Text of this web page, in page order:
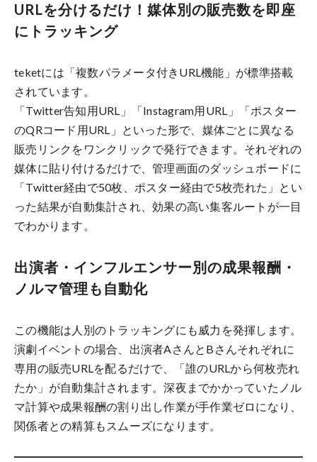
URLを分けるだけ！媒体別の販売数を即座
にトラッキング
teketには「複数パラメータ付きURL機能」が標準搭載
されています。
「Twitter告知用URL」「Instagram用URL」「ポスター
のQRコード用URL」といった形で、媒体ごとに異なる
販売リンクをワンクリックで発行できます。それぞれの
媒体に貼り付けるだけで、管理画面のダッシュボードに
「Twitter経由で50枚、ポスター経由で5枚売れた」とい
った結果が自動集計され、効果の高い集客ルートが一目
でわかります。
出演者・インフルエンサー別の成果報酬・
ノルマ管理も自動化
この機能は人別のトラッキングにも威力を発揮します。
演劇イベントの場合、出演者AさんとBさんそれぞれに
専用の販売URLを配るだけで、「誰のURLから何枚売れ
たか」が自動集計されます。深夜までかかっていたノル
マ計算や成果報酬の割り出し作業が手作業ゼロになり、
関係者との精算もスムーズになります。